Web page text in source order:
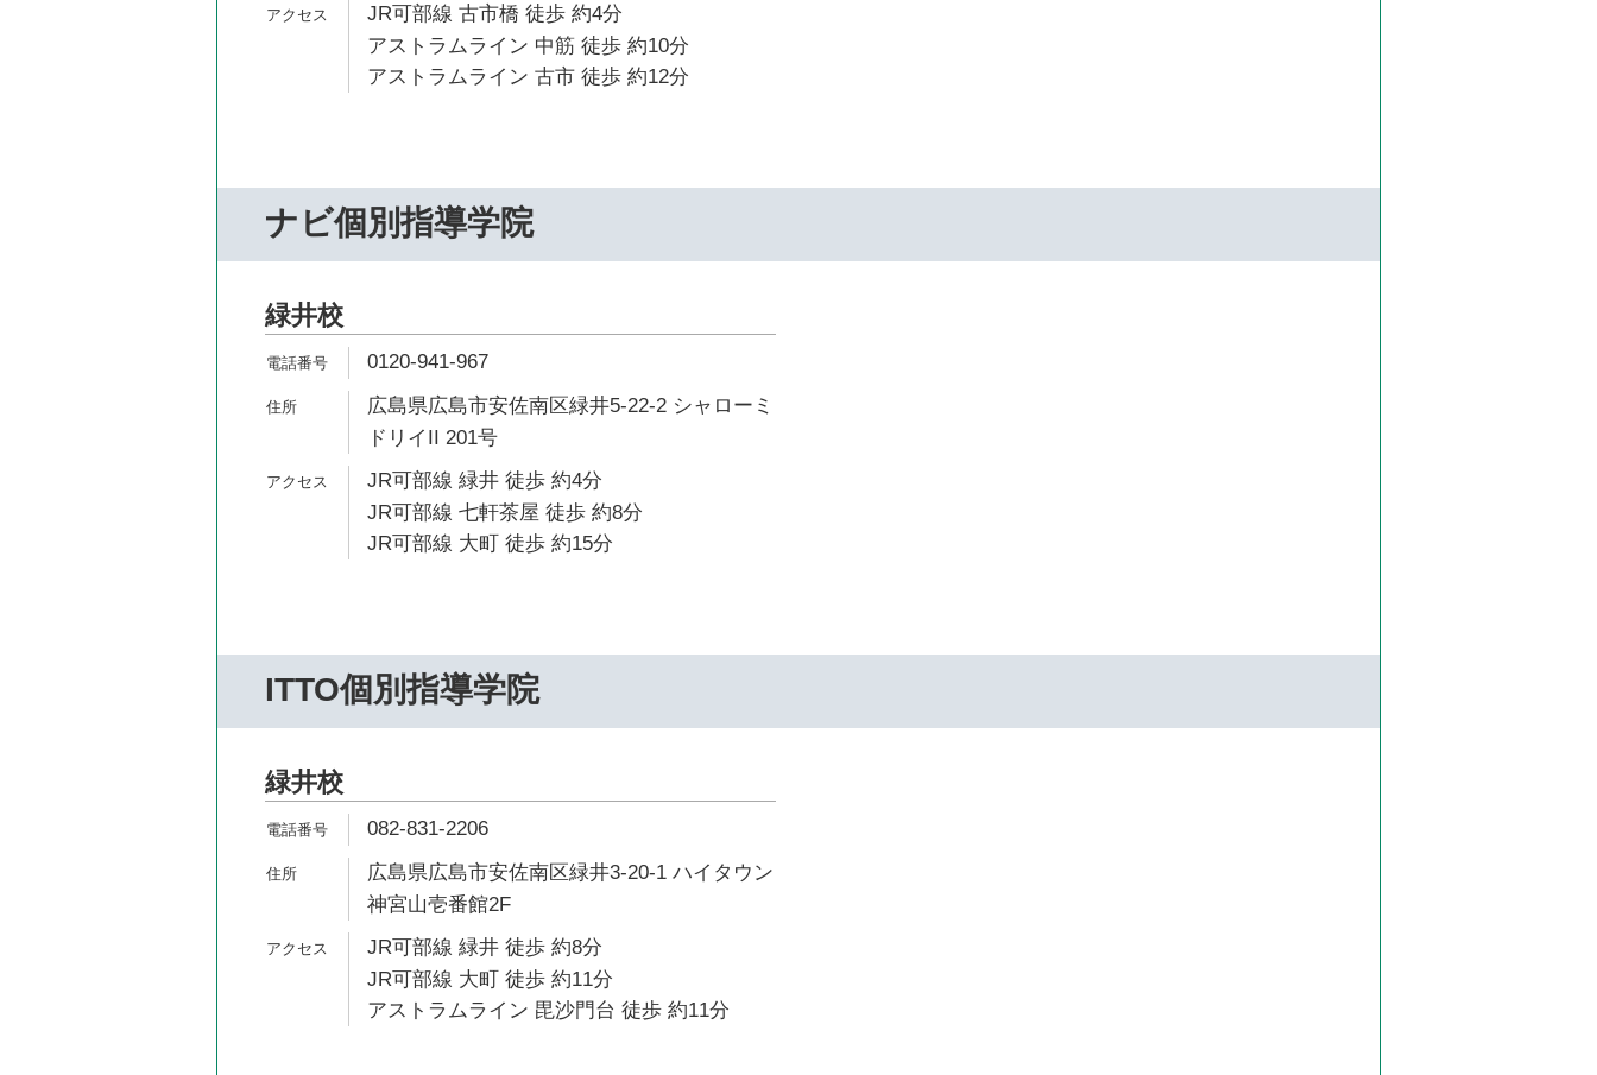
JR可部線 古市橋 徒歩 約4分
アストラムライン 中筋 徒歩 約10分
アストラムライン 古市 徒歩 約12分
ナビ個別指導学院
緑井校
0120-941-967
広島県広島市安佐南区緑井5-22-2 シャローミ
ドリイII 201号
JR可部線 緑井 徒歩 約4分
JR可部線 七軒茶屋 徒歩 約8分
JR可部線 大町 徒歩 約15分
ITTO個別指導学院
緑井校
082-831-2206
広島県広島市安佐南区緑井3-20-1 ハイタウン
神宮山壱番館2F
JR可部線 緑井 徒歩 約8分
JR可部線 大町 徒歩 約11分
アストラムライン 毘沙門台 徒歩 約11分